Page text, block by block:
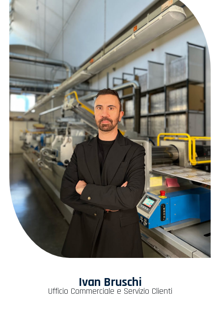
Ivan Bruschi
Ufficio Commerciale e Servizio Clienti